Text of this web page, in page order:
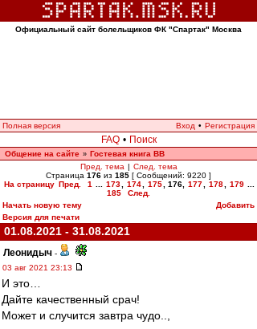
Официальный сайт болельщиков ФК "Спартак" Москва
Полная версия Вход • Регистрация
FAQ • Поиск
Общение на сайте » Гостевая книга ВВ
Пред. тема | След. тема
Страница 176 из 185 [ Сообщений: 9220 ]
На страницу Пред. 1 173 174 175 176, 177 178 179
185
След.
Начать новую тему
Добавить
Версия для печати
01.08.2021 - 31.08.2021
Леонидыч -
03 авг 2021 23:13
И это…
Дайте качественный срач!
Может и случится завтра чудо..,